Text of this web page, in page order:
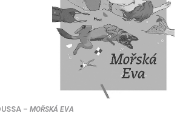
– MOŘSKÁ EVA